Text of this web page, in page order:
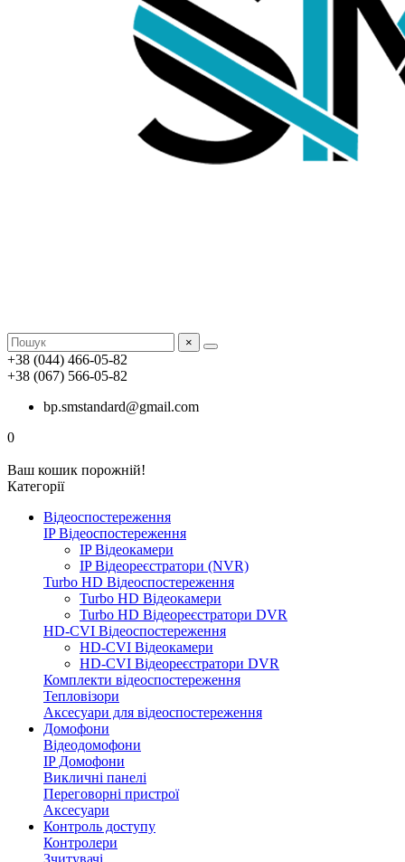
×
+38 (044) 466-05-82
+38 (067) 566-05-82
bp.smstandard@gmail.com
0
Ваш кошик порожній!
Категорії
Відеоспостереження
IP Відеоспостереження
IP Відеокамери
IP Відеореєстратори (NVR)
Turbo HD Відеоспостереження
Turbo HD Відеокамери
Turbo HD Відеореєстратори DVR
HD-CVI Відеоспостереження
HD-CVI Відеокамери
HD-CVI Відеореєстратори DVR
Комплекти відеоспостереження
Тепловізори
Аксесуари для відеоспостереження
Домофони
Відеодомофони
IP Домофони
Викличні панелі
Переговорні пристрої
Аксесуари
Контроль доступу
Контролери
Зчитувачі